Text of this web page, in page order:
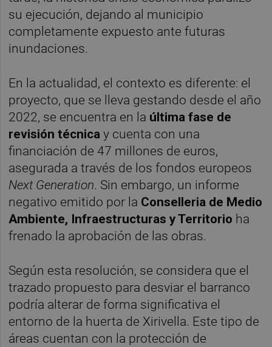
su ejecución, dejando al municipio
completamente expuesto ante futuras
inundaciones.
En la actualidad, el contexto es diferente: el
proyecto, que se lleva gestando desde el año
2022, se encuentra en la última fase de
revisión técnica y cuenta con una
financiación de 47 millones de euros,
asegurada a través de los fondos europeos
Next Generation. Sin embargo, un informe
negativo emitido por la Conselleria de Medio
Ambiente, Infraestructuras y Territorio ha
frenado la aprobación de las obras.
Según esta resolución, se considera que el
trazado propuesto para desviar el barranco
podría alterar de forma significativa el
entorno de la huerta de Xirivella. Este tipo de
áreas cuentan con la protección de